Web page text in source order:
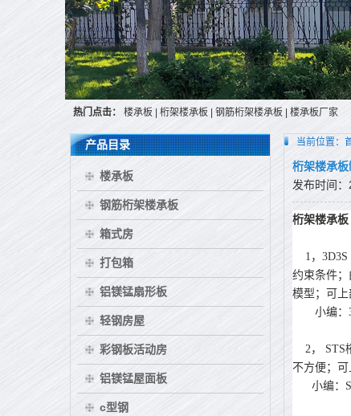
热门点击： 楼承板 桁架楼承板 钢筋桁架楼承板 楼承板厂家
当前位置：
桁架楼承
发布时间
桁架楼承板
1，3D3S
约束条件
模型；可上
小编：
2， STS
不方便；可
小编：
产品目录
楼承板
钢筋桁架楼承板
箱式房
打包箱
铝镁锰扇形板
轻钢房屋
彩钢板活动房
铝镁锰屋面板
c型钢